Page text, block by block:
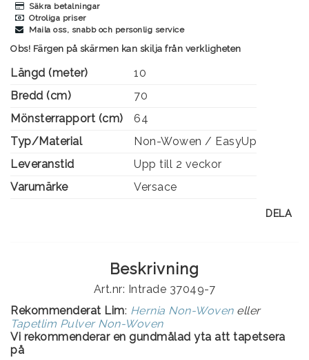
Säkra betalningar
Otroliga priser
Maila oss, snabb och personlig service
Obs! Färgen på skärmen kan skilja från verkligheten
Längd (meter)
10
Bredd (cm)
70
Mönsterrapport (cm)
64
Typ/Material
Non-Wowen / EasyUp
Leveranstid
Upp till 2 veckor
Varumärke
Versace
DELA
Beskrivning
Art.nr: Intrade 37049-7
Rekommenderat Lim: Hernia Non-Woveneller
Tapetlim Pulver Non-Woven
Vi rekommenderar en gundmålad yta att tapetsera
på